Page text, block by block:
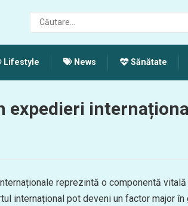
Lifestyle News Sănătate
expedieri
reprezintă o componentă
internațional pot deveni un factor major în